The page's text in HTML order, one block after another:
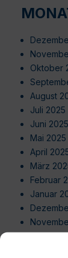
Oktober
August
Juli 2025
Juni 2025
Mai 2025
April
März
Februar
Januar
Oktober